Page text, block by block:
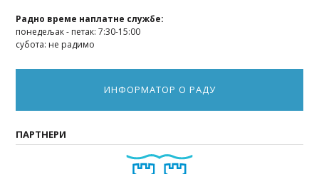
Радно време наплатне службе:
понедељак - петак: 7:30-15:00
субота: не радимо
ИНФОРМАТОР О РАДУ
ПАРТНЕРИ